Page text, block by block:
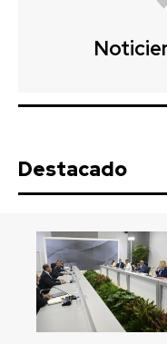
Destacado